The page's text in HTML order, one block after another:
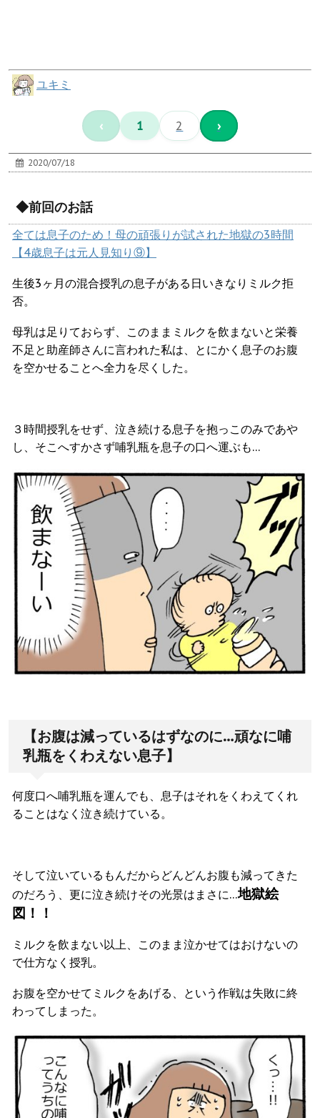
ユキミ
‹ 1 2 ›
2020/07/18
◆前回のお話
全ては息子のため！母の頑張りが試された地獄の3時間
【4歳息子は元人見知り⑨】
生後3ヶ月の混合授乳の息子がある日いきなりミルク拒
否。
母乳は足りておらず、このままミルクを飲まないと栄養
不足と助産師さんに言われた私は、とにかく息子のお腹
を空かせることへ全力を尽くした。
３時間授乳をせず、泣き続ける息子を抱っこのみであや
し、そこへすかさず哺乳瓶を息子の口へ運ぶも…
【お腹は減っているはずなのに…頑なに哺
乳瓶をくわえない息子】
何度口へ哺乳瓶を運んでも、息子はそれをくわえてくれ
ることはなく泣き続けている。
そして泣いているもんだからどんどんお腹も減ってきた
のだろう、更に泣き続けその光景はまさに…地獄絵
図！！
ミルクを飲まない以上、このまま泣かせてはおけないの
で仕方なく授乳。
お腹を空かせてミルクをあげる、という作戦は失敗に終
わってしまった。